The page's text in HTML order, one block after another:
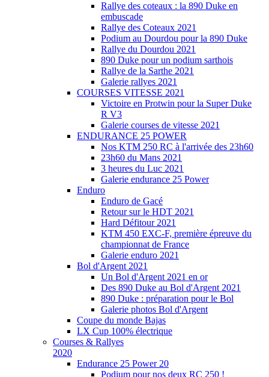
Rallye des coteaux : la 890 Duke en
embuscade
Rallye des Coteaux 2021
Podium au Dourdou pour la 890 Duke
Rallye du Dourdou 2021
890 Duke pour un podium sarthois
Rallye de la Sarthe 2021
Galerie rallyes 2021
COURSES VITESSE 2021
Victoire en Protwin pour la Super Duke
R V3
Galerie courses de vitesse 2021
ENDURANCE 25 POWER
Nos KTM 250 RC à l'arrivée des 23h60
23h60 du Mans 2021
3 heures du Luc 2021
Galerie endurance 25 Power
Enduro
Enduro de Gacé
Retour sur le HDT 2021
Hard Défitour 2021
KTM 450 EXC-F, première épreuve du
championnat de France
Galerie enduro 2021
Bol d'Argent 2021
Un Bol d'Argent 2021 en or
Des 890 Duke au Bol d'Argent 2021
890 Duke : préparation pour le Bol
Galerie photos Bol d'Argent
Coupe du monde Bajas
LX Cup 100% électrique
Courses & Rallyes
2020
Endurance 25 Power 20
Podium pour nos deux RC 250 !